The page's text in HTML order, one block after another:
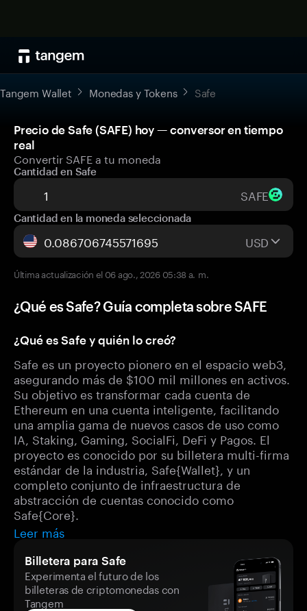
Tangem Wallet Monedas y Tokens Safe
Precio de Safe (SAFE) hoy — conversor en tiempo
real
Convertir SAFE a tu moneda
Cantidad en Safe
SAFE
Cantidad en la moneda seleccionada
USD
Última actualización el 06 ago., 2026 05:38 a. m.
¿Qué es Safe? Guía completa sobre SAFE
¿Qué es Safe y quién lo creó?
Safe es un proyecto pionero en el espacio web3,
asegurando más de $100 mil millones en activos.
Su objetivo es transformar cada cuenta de
Ethereum en una cuenta inteligente, facilitando
una amplia gama de nuevos casos de uso como
IA, Staking, Gaming, SocialFi, DeFi y Pagos. El
proyecto es conocido por su billetera multi-firma
estándar de la industria, Safe{Wallet}, y un
completo conjunto de infraestructura de
abstracción de cuentas conocido como
Safe{Core}.
Leer más
Billetera para Safe
Experimenta el futuro de los
billeteras de criptomonedas con
Tangem